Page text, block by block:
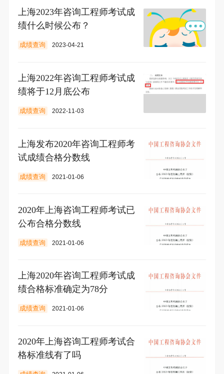
上海2023年咨询工程师考试成
绩什么时候公布？
成绩查询 2023-04-21
上海2022年咨询工程师考试成
绩将于12月底公布
成绩查询 2022-11-03
上海发布2020年咨询工程师考
试成绩合格分数线
成绩查询 2021-01-06
2020年上海咨询工程师考试已
公布合格分数线
成绩查询 2021-01-06
上海2020年咨询工程师考试成
绩合格标准确定为78分
成绩查询 2021-01-06
2020年上海咨询工程师考试合
格标准线有了吗